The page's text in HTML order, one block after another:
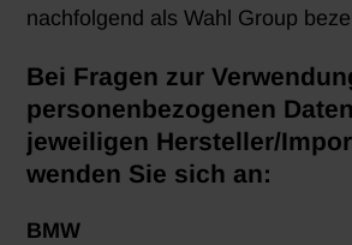
nachfolgend als Wahl Group
Bei Fragen zur
personenbezogenen
jeweiligen Hersteller/
wenden Sie sich an:
BMW